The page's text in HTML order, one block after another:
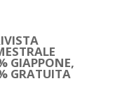
GIAPPONE,
GRATUITA